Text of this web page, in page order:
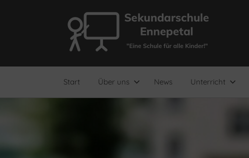
Sekundarschule
Ennepetal
"Eine
Schule
Kinder!"
Start Über uns News Unterricht